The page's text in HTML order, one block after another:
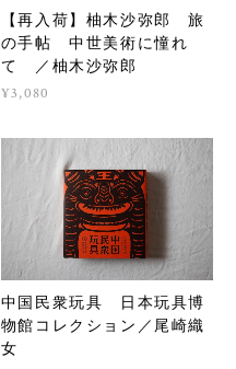
【再入荷】柚木沙弥郎 旅
の手帖 中世美術に憧れ
て ／柚木沙弥郎
¥3,080
中国民衆玩具 日本玩具博
物館コレクション／尾崎織
女